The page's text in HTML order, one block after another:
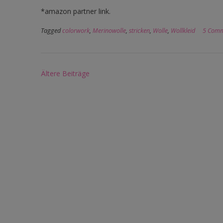
*amazon partner link.
Taggedcolorwork, Merinowolle, stricken, Wolle, Wollkleid 5
Beitragsnavigation
Ältere Beiträge